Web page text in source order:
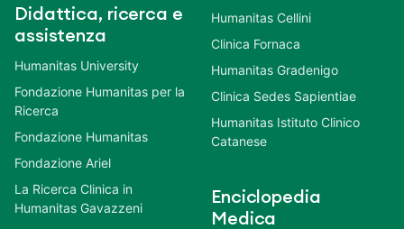
Didattica, ricerca e
assistenza
Humanitas University
Fondazione Humanitas per la
Ricerca
Fondazione Humanitas
Fondazione Ariel
La Ricerca Clinica in
Humanitas Gavazzeni
Humanitas Cellini
Clinica Fornaca
Humanitas Gradenigo
Clinica Sedes Sapientiae
Humanitas Istituto Clinico
Catanese
Enciclopedia
Medica